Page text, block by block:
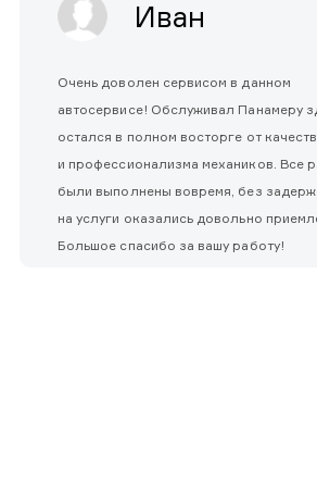
Иван
Очень доволен сервисом в данном
автосервисе! Обслуживал Панамеру
остался в полном восторге от
и профессионализма механиков. Все
были выполнены вовремя, без
на услуги оказались довольно
Большое спасибо за вашу работу!